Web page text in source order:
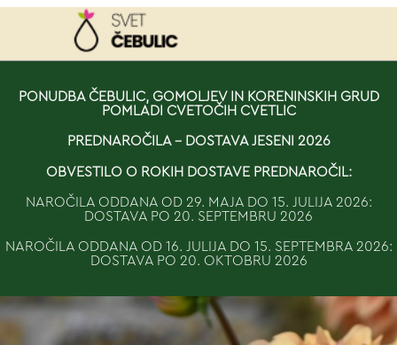
VAŠA KOŠARICA JE
PONUDBA ČEBULIC, GOMOLJEV IN KORENINSKIH GRUD
POMLADI CVETOČIH CVETLIC
PREDNAROČILA - DOSTAVA JESENI 2026
OBVESTILO O ROKIH DOSTAVE PREDNAROČIL:
NAROČILA ODDANA OD 29. MAJA DO 15. JULIJA 2026:
DOSTAVA PO 20. SEPTEMBRU 2026
NAROČILA ODDANA OD 16. JULIJA DO 15. SEPTEMBRA 2026:
DOSTAVA PO 20. OKTOBRU 2026